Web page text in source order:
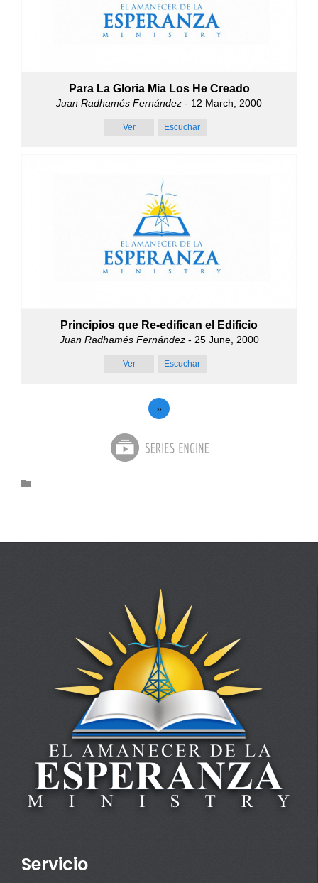
Para La Gloria Mia Los He Creado
Juan Radhamés Fernández - 12 March, 2000
Ver Escuchar
Principios que Re-edifican el Edificio
Juan Radhamés Fernández- 25 June, 2000
Ver Escuchar
»

Servicio